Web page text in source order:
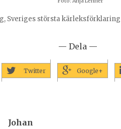
Sveriges största kärleksförklaring
— Dela —
Twitter Google+
Johan